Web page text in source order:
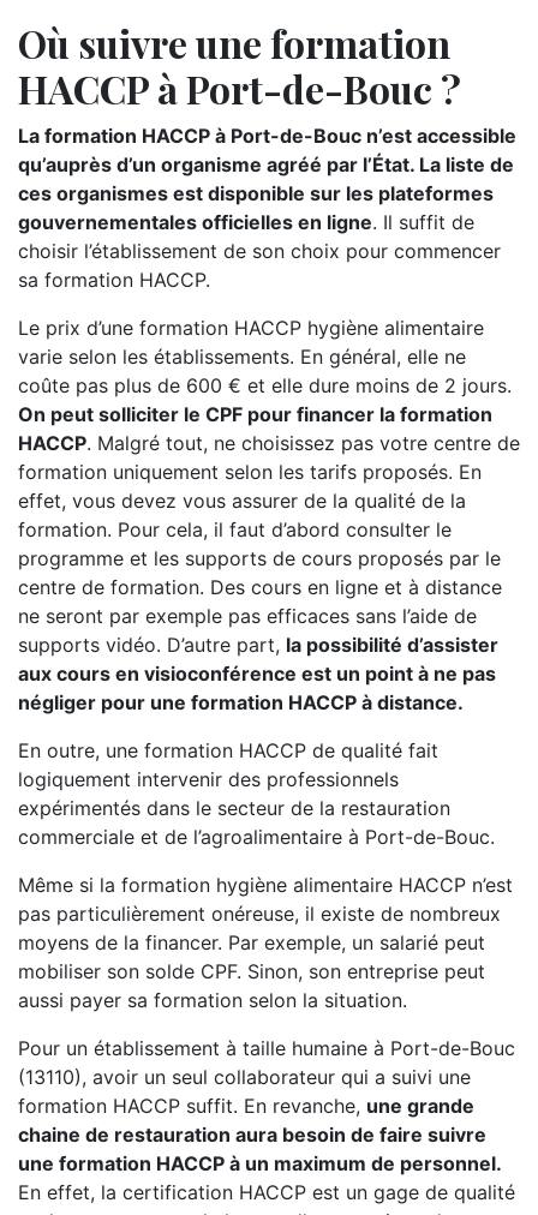
Où suivre une formation
HACCP à Port-de-Bouc ?
La formation HACCP à Port-de-Bouc n’est accessible
qu’auprès d’un organisme agréé par l’État. La liste de
ces organismes est disponible sur les plateformes
gouvernementales officielles en ligne. Il suffit de
choisir l’établissement de son choix pour commencer
sa formation HACCP.
Le prix d’une formation HACCP hygiène alimentaire
varie selon les établissements. En général, elle ne
coûte pas plus de 600 € et elle dure moins de 2 jours.
On peut solliciter le CPF pour financer la formation
HACCP. Malgré tout, ne choisissez pas votre centre de
formation uniquement selon les tarifs proposés. En
effet, vous devez vous assurer de la qualité de la
formation. Pour cela, il faut d’abord consulter le
programme et les supports de cours proposés par le
centre de formation. Des cours en ligne et à distance
ne seront par exemple pas efficaces sans l’aide de
supports vidéo. D’autre part, la possibilité d’assister
aux cours en visioconférence est un point à ne pas
négliger pour une formation HACCP à distance.
En outre, une formation HACCP de qualité fait
logiquement intervenir des professionnels
expérimentés dans le secteur de la restauration
commerciale et de l’agroalimentaire à Port-de-Bouc.
Même si la formation hygiène alimentaire HACCP n’est
pas particulièrement onéreuse, il existe de nombreux
moyens de la financer. Par exemple, un salarié peut
mobiliser son solde CPF. Sinon, son entreprise peut
aussi payer sa formation selon la situation.
Pour un établissement à taille humaine à Port-de-Bouc
(13110), avoir un seul collaborateur qui a suivi une
formation HACCP suffit. En revanche, une grande
chaine de restauration aura besoin de faire suivre
une formation HACCP à un maximum de personnel.
En effet, la certification HACCP est un gage de qualité